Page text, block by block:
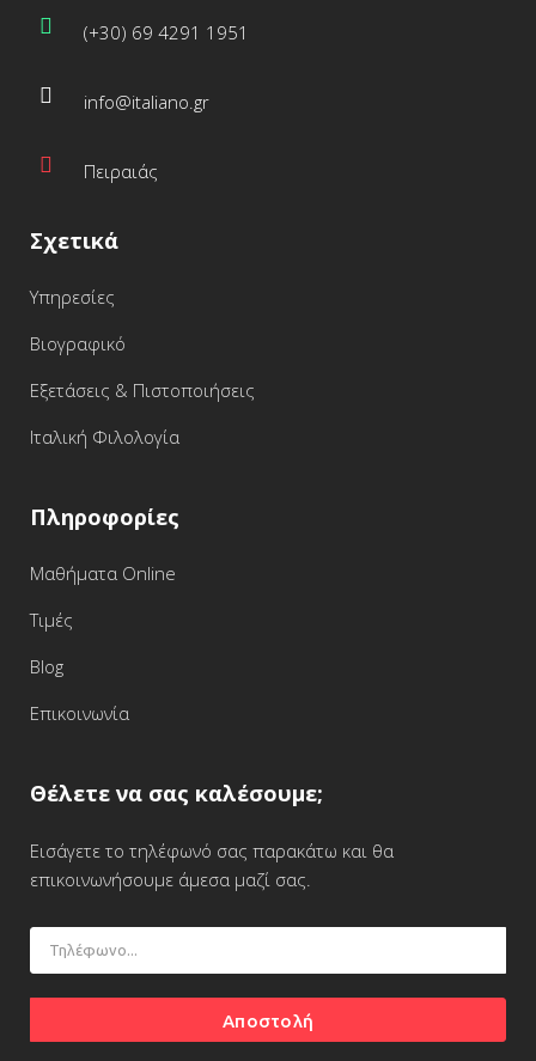
(+30) 69 4291 1951
info@italiano.gr
Πειραιάς
Σχετικά
Υπηρεσίες
Βιογραφικό
Εξετάσεις & Πιστοποιήσεις
Ιταλική Φιλολογία
Πληροφορίες
Μαθήματα Online
Τιμές
Blog
Επικοινωνία
Θέλετε να σας καλέσουμε;
Εισάγετε το τηλέφωνό σας παρακάτω και θα
επικοινωνήσουμε άμεσα μαζί σας.